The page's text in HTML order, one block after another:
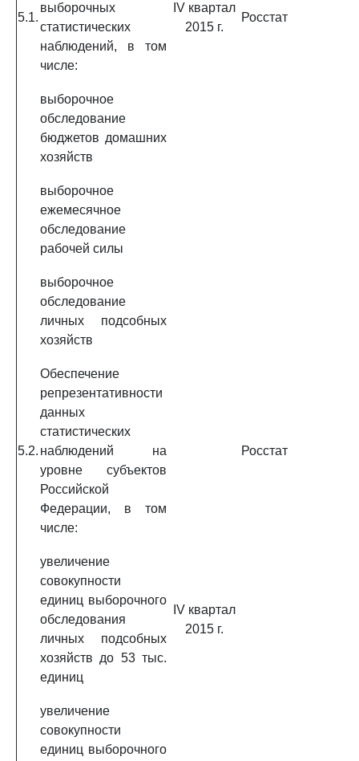
5.1.
выборочных
статистических
наблюдений, в том
числе:
IV квартал
2015 г.
Росстат
выборочное
обследование
бюджетов домашних
хозяйств
выборочное
ежемесячное
обследование
рабочей силы
выборочное
обследование
личных подсобных
хозяйств
5.2.
Обеспечение
репрезентативности
данных
статистических
наблюдений на
уровне субъектов
Российской
Федерации, в том
числе:
Росстат
увеличение
совокупности
единиц выборочного
обследования
личных подсобных
хозяйств до 53 тыс.
единиц
IV квартал
2015 г.
увеличение
совокупности
единиц выборочного